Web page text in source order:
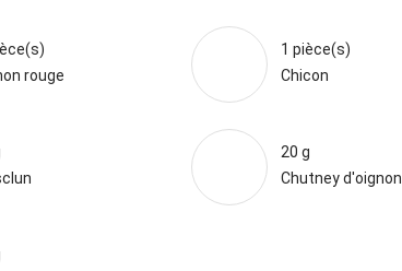
rouge
1 pièce(s)
Chicon
20 g
Chutney d'oignon